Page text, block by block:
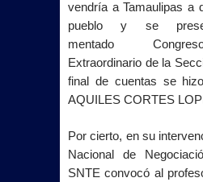
vendría a Tamaulipas a
pueblo y se
mentado
Extraordinario de la
final de cuentas se
AQUILES CORTES
Por cierto, en su
Nacional de
SNTE convocó al